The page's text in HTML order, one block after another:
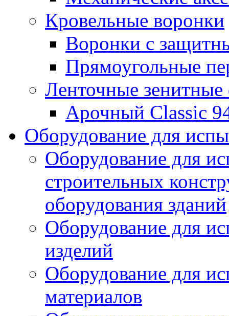
Кровельные воронки
Воронки с
Прямоугольные
Ленточные
Арочный Classic
Оборудование для
Оборудование для
строительных
оборудования зданий
Оборудование для
изделий
Оборудование для
материалов